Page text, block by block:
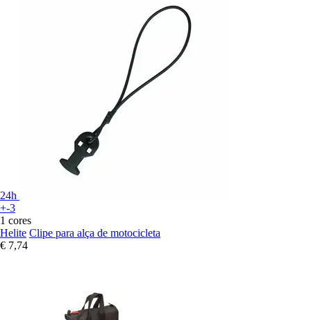
24h
+-3
1 cores
Helite Clipe para alça de motocicleta
€ 7,74